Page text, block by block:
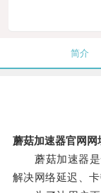
简介
蘑菇加速器官网网
蘑菇加速器是
解决网络延迟、卡